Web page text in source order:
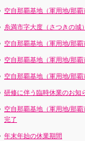
空自那覇基地（軍用地/那
糸満市字大度（さつきの
空自那覇基地（軍用地/那
空自那覇基地（軍用地/那
空自那覇基地（軍用地/那
研修に伴う臨時休業のお知
空自那覇基地（軍用地/那
完了
年末年始の休業期間